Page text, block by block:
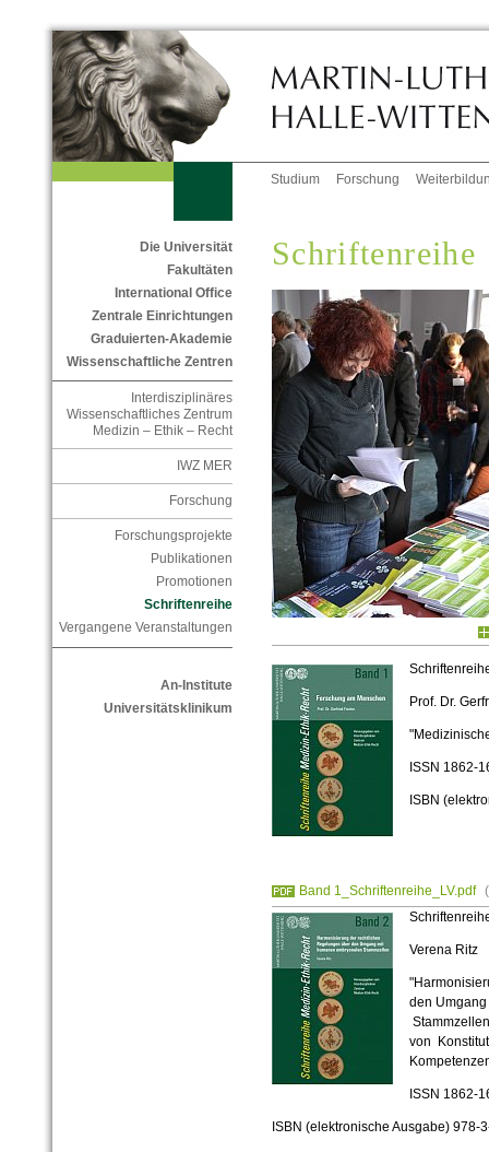
Studium Forschung
Die Universität
Fakultäten
International Office
Zentrale Einrichtungen
Graduierten-Akademie
Wissenschaftliche Zentren
Interdisziplinäres
Wissenschaftliches Zentrum
Medizin – Ethik – Recht
IWZ MER
Forschung
Forschungsprojekte
Publikationen
Promotionen
Schriftenreihe
Vergangene Veranstaltungen
An-Institute
Universitätsklinikum
Schriftenreihe
Prof. Dr.
ISSN 1862-
ISBN
Band 1_Schriftenreihe_LV.pdf
Verena Ritz
den
von
ISSN 1862-
ISBN (elektronische Ausgabe) 978-